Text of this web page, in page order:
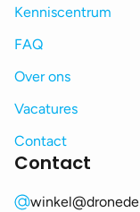
Kenniscentrum
FAQ
Over ons
Vacatures
Contact
Contact